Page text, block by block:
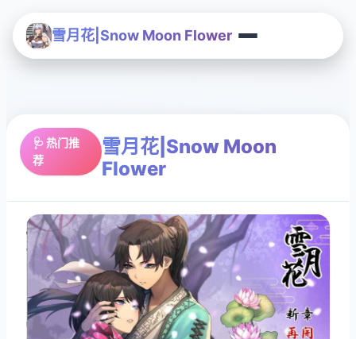
雪月花|Snow Moon Flower
🩺 热门推
荐
雪月花|Snow Moon
Flower